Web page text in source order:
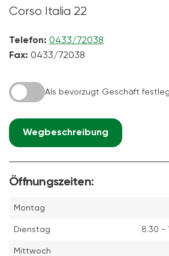
Corso Italia 22
Telefon: 0433/72038
Fax: 0433/72038
Als bevorzugt Geschäft
Wegbeschreibung
Öffnungszeiten:
Montag
Dienstag 8.30 -
Mittwoch